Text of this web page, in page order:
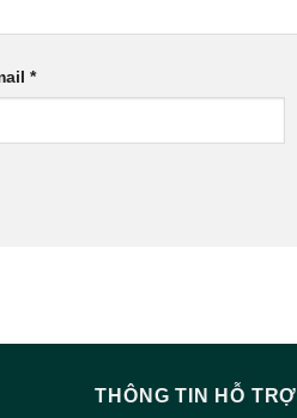
*
THÔNG TIN HỖ TRỢ